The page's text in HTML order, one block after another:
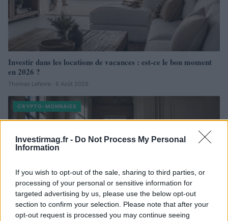
Investirmag.fr - Do Not Process My Personal
Information
If you wish to opt-out of the sale, sharing to third parties, or
processing of your personal or sensitive information for
targeted advertising by us, please use the below opt-out
section to confirm your selection. Please note that after your
opt-out request is processed you may continue seeing
Investir dans les locations de vacances : est-ce le bon moment
en 2026 ?
Thomas Lefevre · 6 Août 2026
CRYPTO-MONNAIES